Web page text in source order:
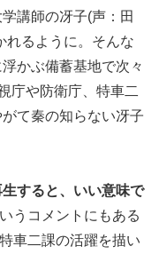
講師の冴子(声：田
れるように。そんな
かぶ備蓄基地で次々
庁や防衛庁、特車二
て秦の知らない冴子
すると、いい意味で
うコメントにもある
車二課の活躍を描い